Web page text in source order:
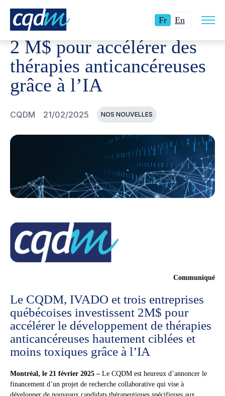
FrLangue
Français.
En Switch
to
English.
la
site
CQDM NOUVELLES ET ÉVÉNEMENTS 2 M$ POUR
2 M$ pour accélérer des
thérapies anticancéreuses
grâce à l’IA
CQDM 21/02/2025 NOS NOUVELLES
Communiqué
Le CQDM, IVADO et trois entreprises
québécoises investissent 2M$ pour
accélérer le développement de thérapies
anticancéreuses hautement ciblées et
moins toxiques grâce à l’IA
Montréal, le 21 février 2025 – Le CQDM est heureux d’annoncer le
financement d’un projet de recherche collaborative qui vise à